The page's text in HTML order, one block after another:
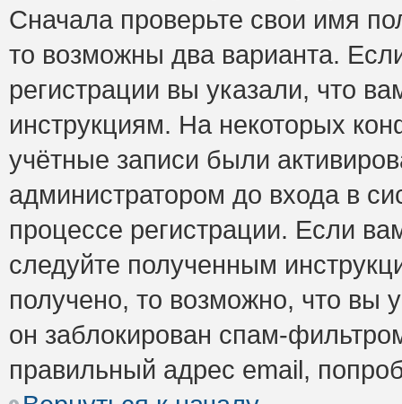
Сначала проверьте свои имя
то возможны два варианта.
регистрации вы указали, что
инструкциям. На некоторых
учётные записи были
администратором до входа в
процессе регистрации. Если
следуйте полученным
получено, то возможно, что вы
он заблокирован спам-
правильный адрес email,